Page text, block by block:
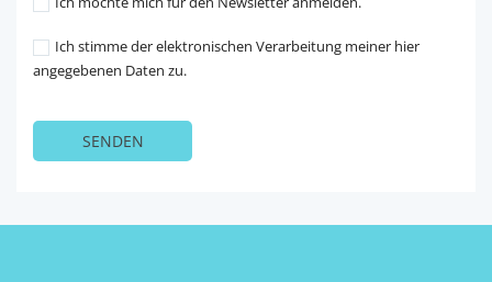
Ich stimme der elektronischen Verarbeitung meiner hier
angegebenen Daten zu.